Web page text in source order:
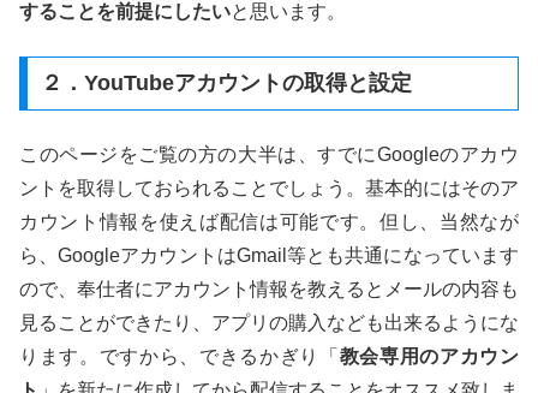
することを前提にしたいと思います。
２．YouTubeアカウントの取得と設定
このページをご覧の方の大半は、すでにGoogleのアカウ
ントを取得しておられることでしょう。基本的にはそのア
カウント情報を使えば配信は可能です。但し、当然なが
ら、GoogleアカウントはGmail等とも共通になっています
ので、奉仕者にアカウント情報を教えるとメールの内容も
見ることができたり、アプリの購入なども出来るようにな
ります。ですから、できるかぎり「 教会専用のアカウン